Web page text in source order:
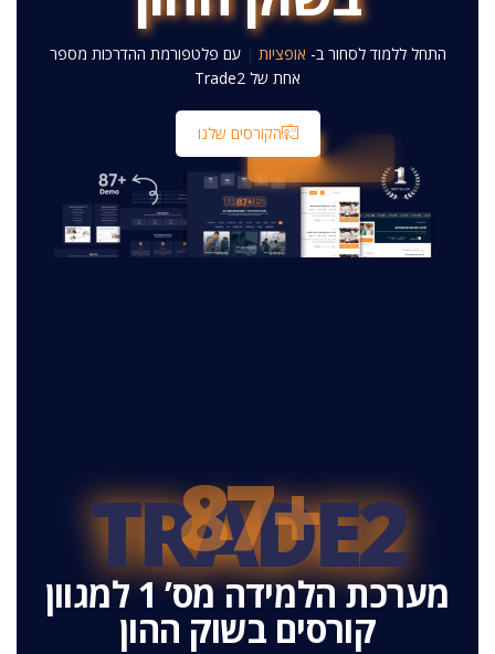
התחל ללמוד לסחור ב-אגרות חוב| עם פלטפורמת ההדרכות
מספר אחת של Trade2
הקורסים שלנו
TRADE2
+87
מערכת הלמידה מס’ 1 למגוון
קורסים בשוק ההון